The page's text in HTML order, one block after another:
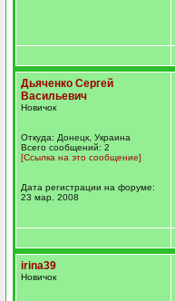
Дьяченко Сергей
Васильевич
Новичок
Откуда: Донецк, Украина
Всего сообщений: 2
[Ссылка на это сообщение]
Дата регистрации на форуме:
23 мар. 2008
irina39
Новичок